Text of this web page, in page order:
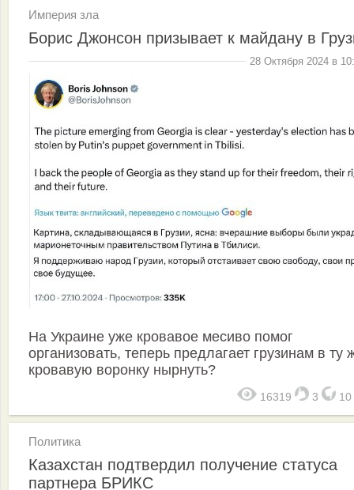
Империя зла
Борис Джонсон призывает к майдану в
28 Октября 2024 в
На Украине уже кровавое месиво помог
организовать, теперь предлагает грузинам в ту
кровавую воронку нырнуть?
16319 3 10
Политика
Казахстан подтвердил получение статуса
партнера БРИКС